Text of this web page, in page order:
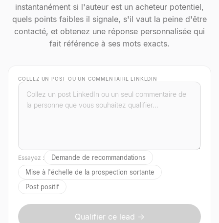
instantanément si l'auteur est un acheteur potentiel,
quels points faibles il signale, s'il vaut la peine d'être
contacté, et obtenez une réponse personnalisée qui
fait référence à ses mots exacts.
COLLEZ UN POST OU UN COMMENTAIRE LINKEDIN
Essayez :
Demande de recommandations
Mise à l'échelle de la prospection sortante
Post positif
Qualifier ce lead →